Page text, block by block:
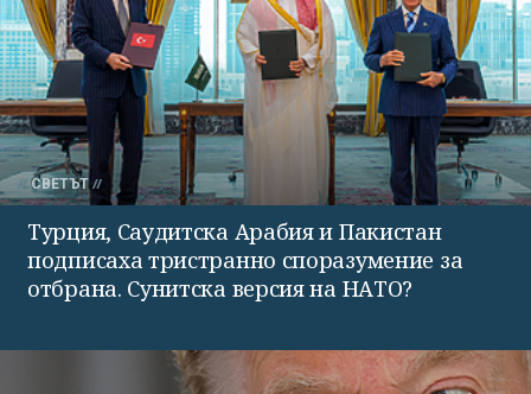
СВЕТЪТ
Турция, Саудитска Арабия и Пакистан
подписаха тристранно споразумение за
отбрана. Сунитска версия на НАТО?